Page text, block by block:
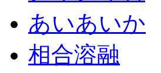
あいあいか
相合溶融